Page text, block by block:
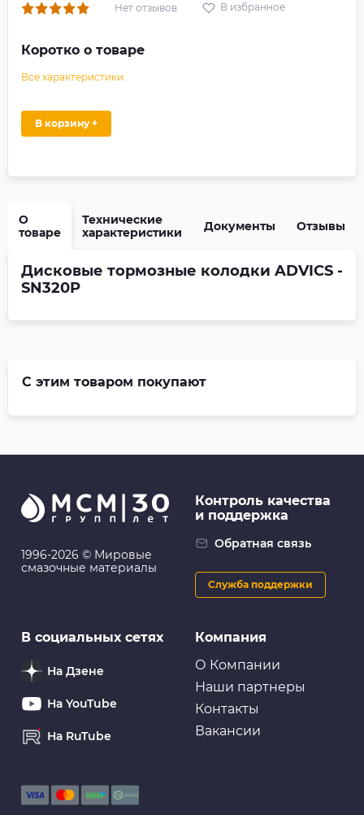
Нет отзывов В избранное
Коротко о товаре
Все характеристики
В корзину +
О
товаре
Технические
характеристики
Документы Отзывы
Дисковые тормозные колодки ADVICS -
SN320P
С этим товаром покупают
1996-2026 © Мировые
смазочные материалы
Компания
О Компании
Наши партнеры
Контакты
Вакансии
Контроль качества
и поддержка
Обратная связь
Служба поддержки
В социальных сетях
На Дзене
На YouTube
На RuTube